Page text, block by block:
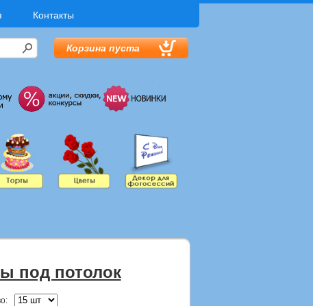
Контакты
Корзина пуста
под потолок